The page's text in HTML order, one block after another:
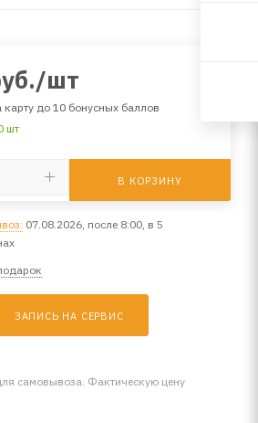
/шт
карту до 10 бонусных баллов
шт
В КОРЗИНУ
07.08.2026, после 8:00, в 5
ЗАПИСЬ НА СЕРВИС
самовывоза. Фактическую цену